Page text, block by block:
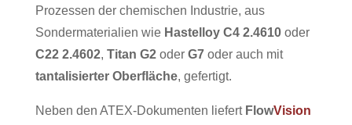
Prozessen der chemischen Industrie, aus
Sondermaterialien wie Hastelloy C4 2.4610oder
C22 2.4602, Titan G2oder G7oder auch mit
tantalisierter Oberfläche, gefertigt.
Neben den ATEX-Dokumenten liefert FlowVision